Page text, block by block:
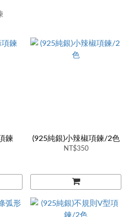
鍊 (925純銀)小辣椒項鍊/2色
NT$350